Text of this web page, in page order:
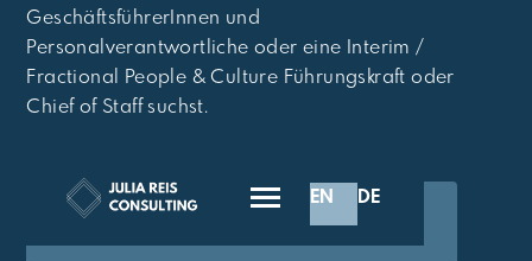
EN DE
GeschäftsführerInnen und
Personalverantwortliche oder eine Interim /
Fractional People & Culture Führungskraft oder
Chief of Staff suchst.
💬 Buche einen kostenlosen Austausch